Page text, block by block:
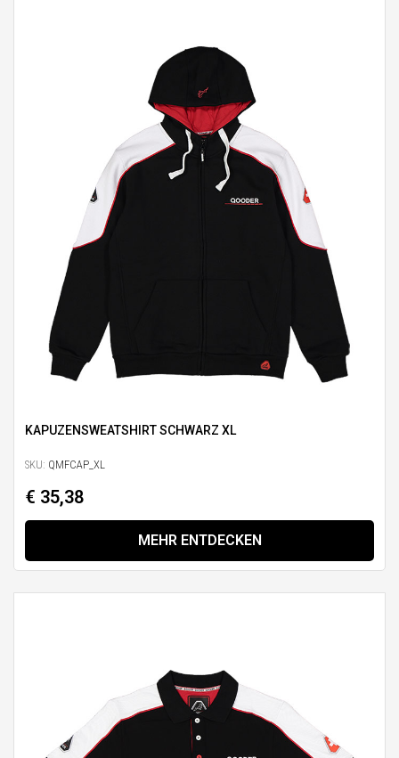
KAPUZENSWEATSHIRT SCHWARZ XL
SKU: QMFCAP_XL
€ 35,38
MEHR ENTDECKEN